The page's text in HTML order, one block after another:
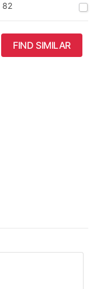
82
FIND SIMILAR